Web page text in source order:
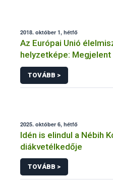
2018. október 1, hétfő
Az Európai Unió
helyzetképe: Megjelent
jelentés
TOVÁBB >
2025. október 6, hétfő
Idén is elindul a Nébih
diákvetélkedője
TOVÁBB >